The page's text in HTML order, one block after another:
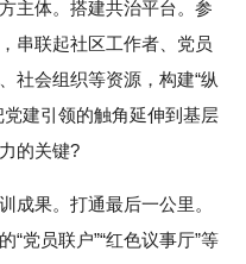
体。搭建共治平台。参
串联起社区工作者、党员
社会组织等资源，构建“纵
建引领的触角延伸到基层
的关键?
果。打通最后一公里。
党员联户”“红色议事厅”等